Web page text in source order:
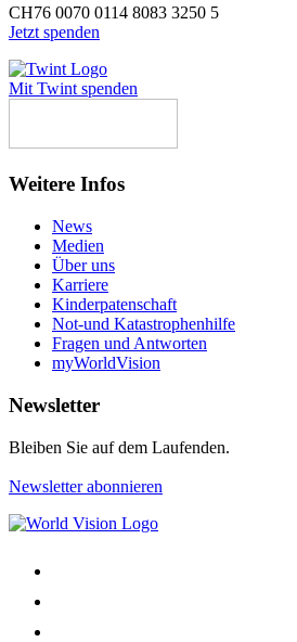
CH76 0070 0114 8083 3250 5
Jetzt spenden
Mit Twint spenden
Weitere Infos
News
Medien
Über uns
Karriere
Kinderpatenschaft
Not-und Katastrophenhilfe
Fragen und Antworten
myWorldVision
Newsletter
Bleiben Sie auf dem Laufenden.
Newsletter abonnieren